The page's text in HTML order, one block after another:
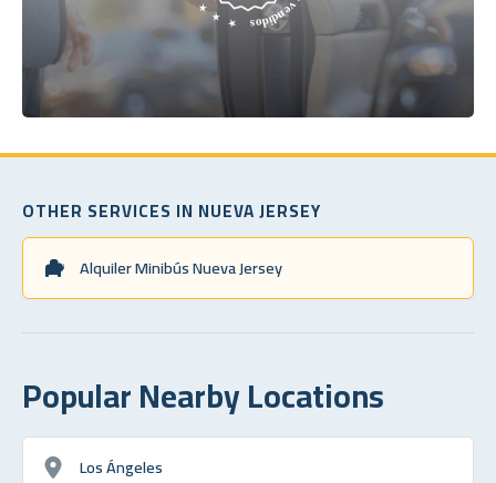
OTHER SERVICES IN NUEVA JERSEY
Alquiler Minibús Nueva Jersey
Popular Nearby Locations
Los Ángeles